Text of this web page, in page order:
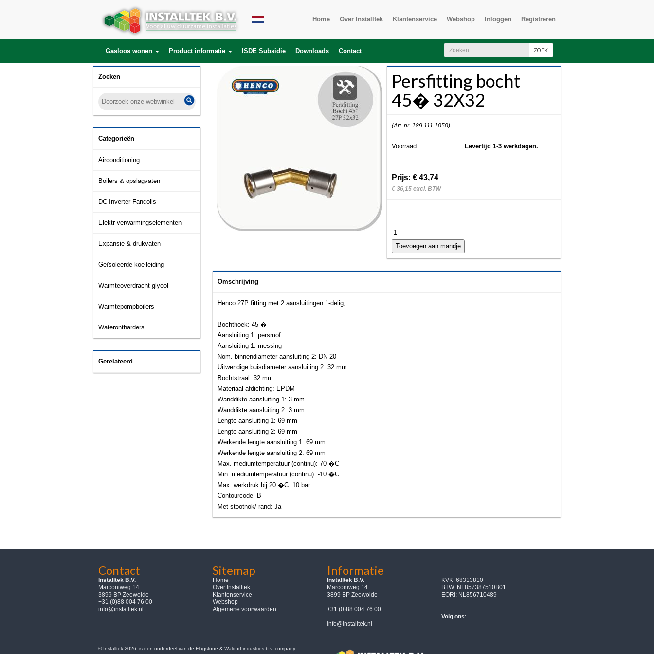
Home Over Installtek Klantenservice Webshop Inloggen Registreren
Gasloos wonen Product informatie ISDE Subsidie Downloads Contact ZOEK
Zoeken
Categorieën
Airconditioning
Boilers & opslagvaten
DC Inverter Fancoils
Elektr verwarmingselementen
Expansie & drukvaten
Geïsoleerde koelleiding
Warmteoverdracht glycol
Warmtepompboilers
Waterontharders
Gerelateerd
Persfitting bocht
45� 32X32
(Art. nr. 189 111 1050)
Voorraad: Levertijd 1-3 werkdagen.
Prijs: € 43,74
€ 36,15 excl. BTW
Omschrijving
Henco 27P fitting met 2 aansluitingen 1-delig,
Bochthoek: 45 �
Aansluiting 1: persmof
Aansluiting 1: messing
Nom. binnendiameter aansluiting 2: DN 20
Uitwendige buisdiameter aansluiting 2: 32 mm
Bochtstraal: 32 mm
Materiaal afdichting: EPDM
Wanddikte aansluiting 1: 3 mm
Wanddikte aansluiting 2: 3 mm
Lengte aansluiting 1: 69 mm
Lengte aansluiting 2: 69 mm
Werkende lengte aansluiting 1: 69 mm
Werkende lengte aansluiting 2: 69 mm
Max. mediumtemperatuur (continu): 70 �C
Min. mediumtemperatuur (continu): -10 �C
Max. werkdruk bij 20 �C: 10 bar
Contourcode: B
Met stootnok/-rand: Ja
Contact
Installtek B.V.
Marconiweg 14
3899 BP Zeewolde
+31 (0)88 004 76 00
info@installtek.nl
Sitemap
Home
Over Installtek
Klantenservice
Webshop
Algemene voorwaarden
Informatie
Installtek B.V.
Marconiweg 14
3899 BP Zeewolde
+31 (0)88 004 76 00
info@installtek.nl
KVK: 68313810
BTW: NL857387510B01
EORI: NL856710489
Volg ons:
© Installtek 2026, is een onderdeel van de Flagstone & Waldorf industries b.v. company